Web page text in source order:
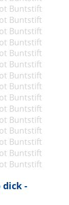
dick -